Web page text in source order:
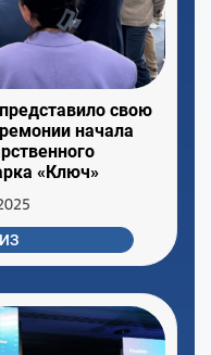
свою
начала
«Ключ»